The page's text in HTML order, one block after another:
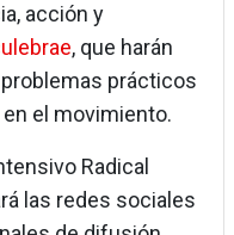
acción y
, que harán
prácticos
el movimiento.
Radical
las redes sociales